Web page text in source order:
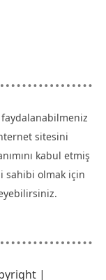
sitesini
kabul etmiş
sahibi olmak için
|